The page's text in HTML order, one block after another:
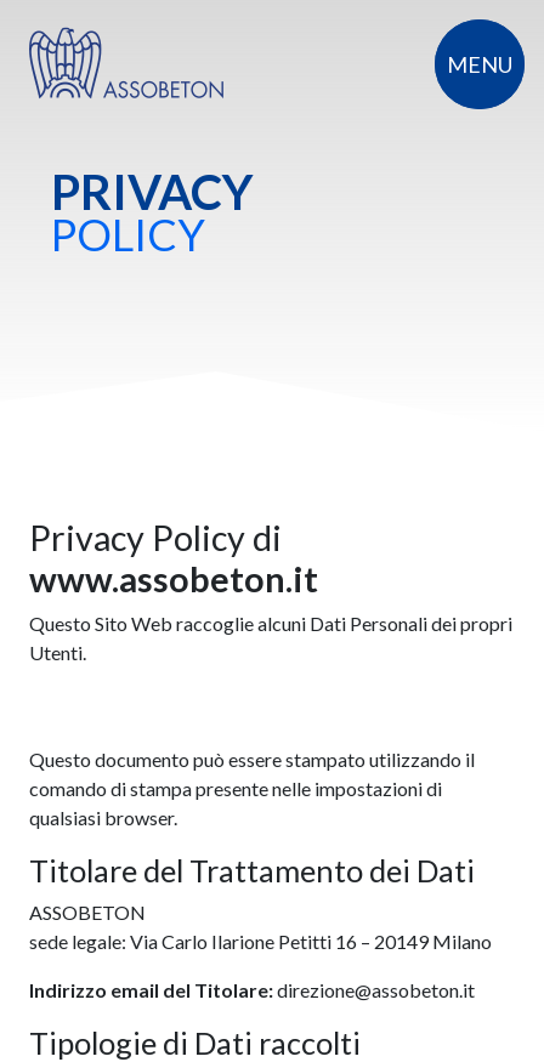
MENU
PRIVACY
POLICY
Privacy Policy di
www.assobeton.it
Questo Sito Web raccoglie alcuni Dati Personali dei propri
Utenti.
Questo documento può essere stampato utilizzando il
comando di stampa presente nelle impostazioni di
qualsiasi browser.
Titolare del Trattamento dei Dati
ASSOBETON
sede legale: Via Carlo Ilarione Petitti 16 – 20149 Milano
Indirizzo email del Titolare:direzione@assobeton.it
Tipologie di Dati raccolti